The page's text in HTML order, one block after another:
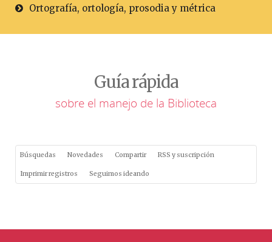
Ortografía, ortología, prosodia y métrica
Guía rápida
sobre el manejo de la Biblioteca
Búsquedas Novedades Compartir RSS y suscripción
Imprimir registros Seguimos ideando